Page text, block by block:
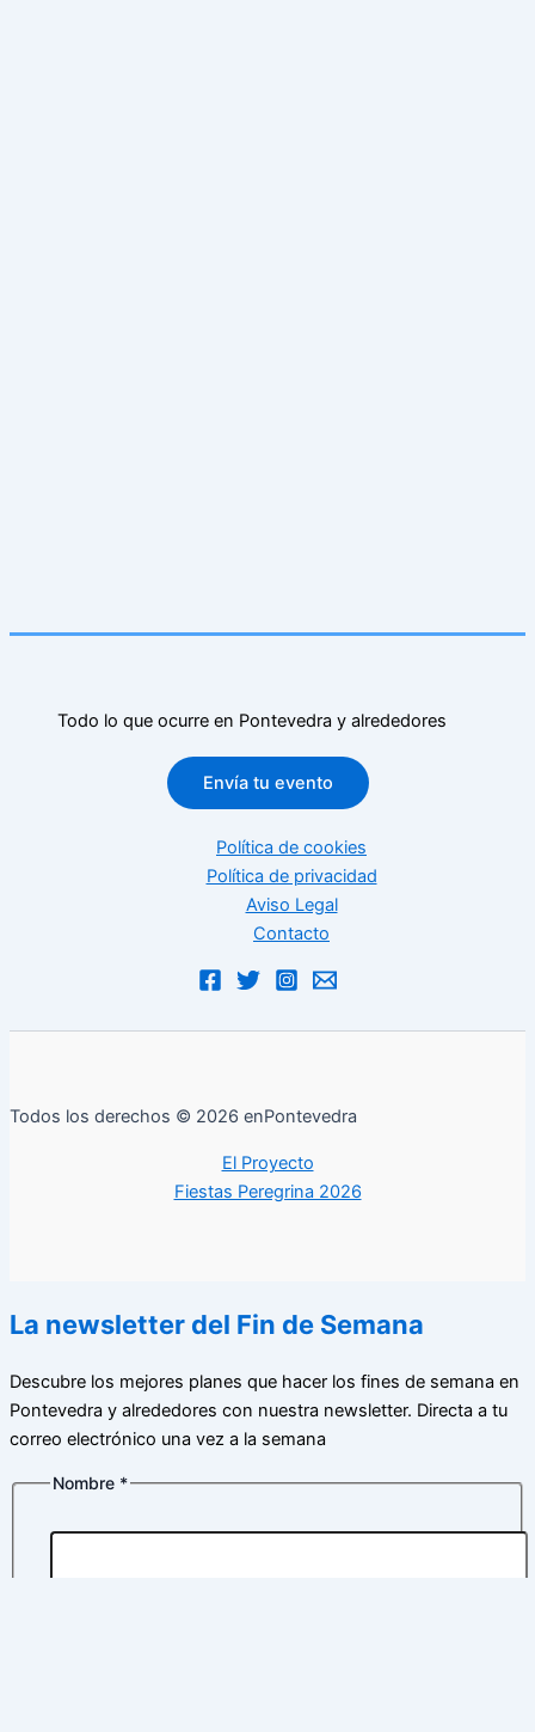
Todo lo que ocurre en Pontevedra y alrededores
Envía tu evento
Política de cookies
Política de privacidad
Aviso Legal
Contacto
Todos los derechos © 2026 enPontevedra
El Proyecto
Fiestas Peregrina 2026
La newsletter del Fin de Semana
Descubre los mejores planes que hacer los fines de semana en
Pontevedra y alrededores con nuestra newsletter. Directa a tu
correo electrónico una vez a la semana
Nombre *